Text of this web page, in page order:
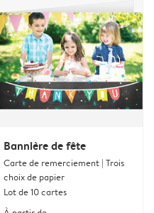
Bannière de fête
Carte de remerciement | Trois
choix de papier
Lot de 10 cartes